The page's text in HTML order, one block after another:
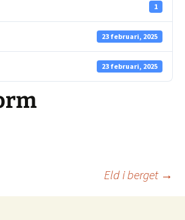
1
23 februari, 2025
23 februari, 2025
Eld i berget →